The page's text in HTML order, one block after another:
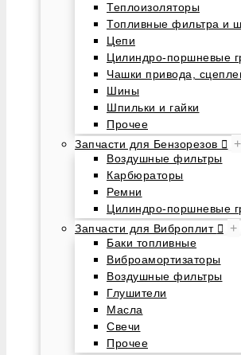
Теплоизоляторы
Топливные фильтра и
Цепи
Цилиндро-поршневые
Чашки привода,
Шины
Шпильки и гайки
Прочее
Запчасти для Бензорезов
+
Воздушные фильтры
Карбюраторы
Ремни
Цилиндро-поршневые
Запчасти для Виброплит
+
Баки топливные
Виброамортизаторы
Воздушные фильтры
Глушители
Масла
Свечи
Прочее